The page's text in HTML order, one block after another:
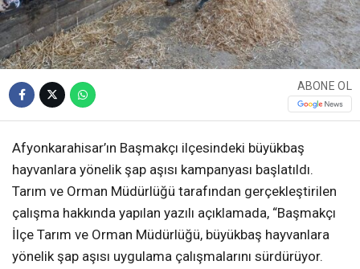
ABONE OL
Afyonkarahisar’ın Başmakçı ilçesindeki büyükbaş
hayvanlara yönelik şap aşısı kampanyası başlatıldı.
Tarım ve Orman Müdürlüğü tarafından gerçekleştirilen
çalışma hakkında yapılan yazılı açıklamada, “Başmakçı
İlçe Tarım ve Orman Müdürlüğü, büyükbaş hayvanlara
yönelik şap aşısı uygulama çalışmalarını sürdürüyor.